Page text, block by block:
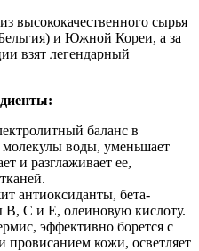
высококачественного сырья
и Южной Кореи, а за
взят легендарный
баланс в
молекулы воды, уменьшает
и разглаживает ее,
антиоксиданты, бета-
В, С и Е, олеиновую кислоту.
эффективно борется с
кожи, осветляет